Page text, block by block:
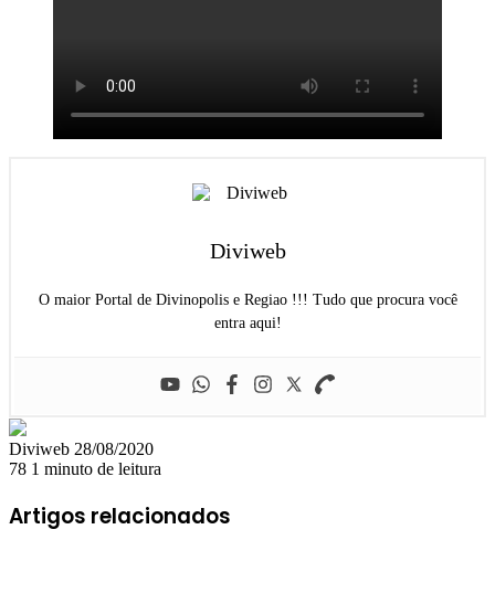
Diviweb
O maior Portal de Divinopolis e Regiao !!! Tudo que procura você
entra aqui!
Diviweb Mande
um
mail
28/08/2020
78 1 minuto de leitura
Artigos relacionados